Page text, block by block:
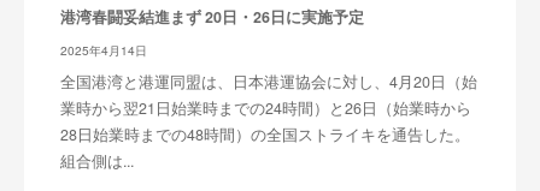
港湾春闘妥結進まず 20日・26日に実施予定
2025年4月14日
全国港湾と港運同盟は、日本港運協会に対し、4月20日（始
業時から翌21日始業時までの24時間）と26日（始業時から
28日始業時までの48時間）の全国ストライキを通告した。
組合側は...